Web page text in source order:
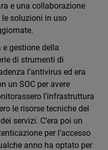
e una collaborazione
soluzioni in uso
gestione della
di strumenti di
l’antivirus ed era
un SOC per avere
l’infrastruttura
le risorse tecniche del
servizi. C’era poi un
per l’accesso
anno ha optato per